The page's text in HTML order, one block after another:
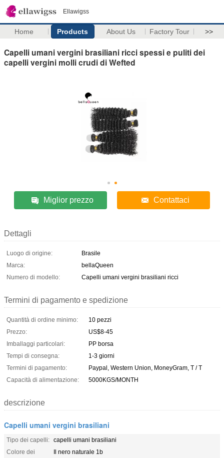
Ellawigss
Home Products About Us Factory Tour >>
Capelli umani vergini brasiliani ricci spessi e puliti dei
capelli vergini molli crudi di Wefted
Miglior prezzo Contattaci
Dettagli
Luogo di origine:
Brasile
Marca:
bellaQueen
Numero di modello:
Capelli umani vergini brasiliani ricci
Termini di pagamento e spedizione
Quantità di ordine minimo:
10 pezzi
Prezzo:
US$8-45
Imballaggi particolari:
PP borsa
Tempi di consegna:
1-3 giorni
Termini di pagamento:
Paypal, Western Union, MoneyGram, T / T
Capacità di alimentazione:
5000KGS/MONTH
descrizione
Capelli umani vergini brasiliani
Tipo dei capelli: capelli umani brasiliani
Colore dei
Il nero naturale 1b